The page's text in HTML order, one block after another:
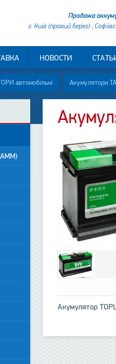
Продажа
г. Київ (правий берег) ,
НОВОСТИ
автомобільні Акумулятори
Акумулятор